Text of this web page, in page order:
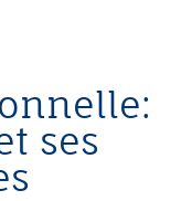
ses